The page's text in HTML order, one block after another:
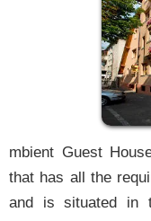
mbient Guest
that has all the
and is situated in